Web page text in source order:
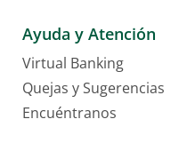
Ayuda y Atención
Virtual Banking
Quejas y Sugerencias
Encuéntranos